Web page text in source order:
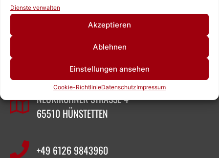
Dienste verwalten
Akzeptieren
Ablehnen
Einstellungen ansehen
Cookie-RichtlinieDatenschutzImpressum
ZEIGNER ABBRUCHTECHNIK
SASCHA ZEIGNER
NEUKIRCHNER STRASSE 4
65510 HÜNSTETTEN
+49 6126 9843960‬